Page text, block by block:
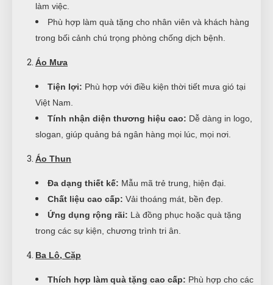
làm việc.
Phù hợp làm quà tặng cho nhân viên và khách hàng
trong bối cảnh chú trọng phòng chống dịch bệnh.
Áo Mưa
Tiện lợi: Phù hợp với điều kiện thời tiết mưa gió tại
Việt Nam.
Tính nhận diện thương hiệu cao: Dễ dàng in logo,
slogan, giúp quảng bá ngân hàng mọi lúc, mọi nơi.
Áo Thun
Đa dạng thiết kế: Mẫu mã trẻ trung, hiện đại.
Chất liệu cao cấp: Vải thoáng mát, bền đẹp.
Ứng dụng rộng rãi: Là đồng phục hoặc quà tặng
trong các sự kiện, chương trình tri ân.
Ba Lô, Cặp
Thích hợp làm quà tặng cao cấp: Phù hợp cho các